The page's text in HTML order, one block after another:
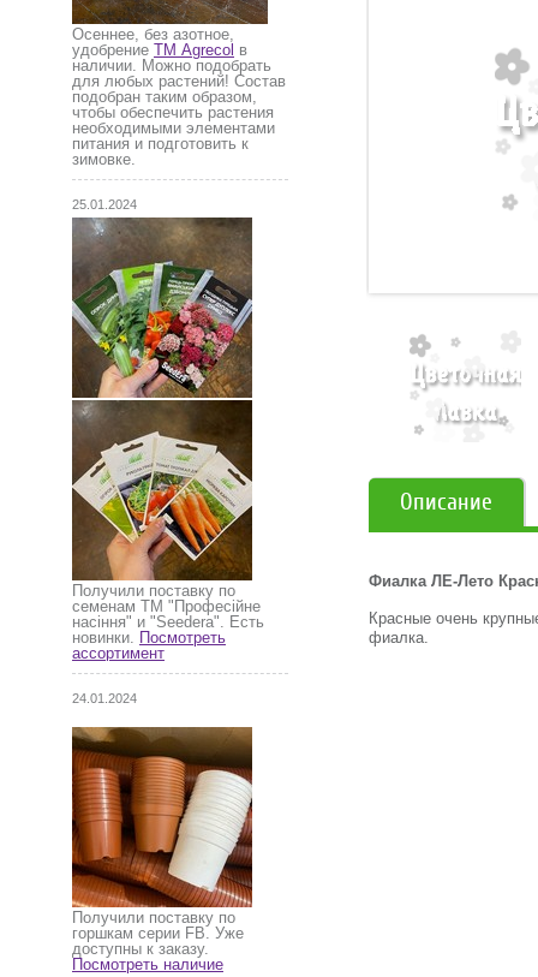
Осеннее, без азотное,
удобрение ТМ Agrecol в
наличии. Можно подобрать
для любых растений! Состав
подобран таким образом,
чтобы обеспечить растения
необходимыми элементами
питания и подготовить к
зимовке.
25.01.2024
Получили поставку по
семенам ТМ "Професійне
насіння" и "Seedera". Есть
новинки. Посмотреть
ассортимент
24.01.2024
Получили поставку по
горшкам серии FB. Уже
доступны к заказу.
Посмотреть наличие
Описание
Фиалка ЛЕ-Лето
Красные очень
фиалка.